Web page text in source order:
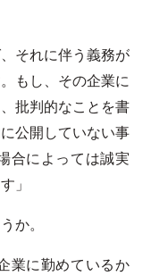
それに伴う義務が
もし、その企業に
批判的なことを書
公開していない事
合によっては誠実
」
か。
業に勤めているか